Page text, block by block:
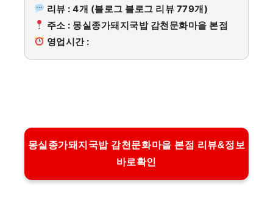
리뷰 : 4개 (블로그 블로그 리뷰 779개)
주소 : 몽실종가돼지국밥 감천문화마을 본점
영업시간 :
몽실종가돼지국밥 감천문화마을 본점 리뷰&정보
바로확인